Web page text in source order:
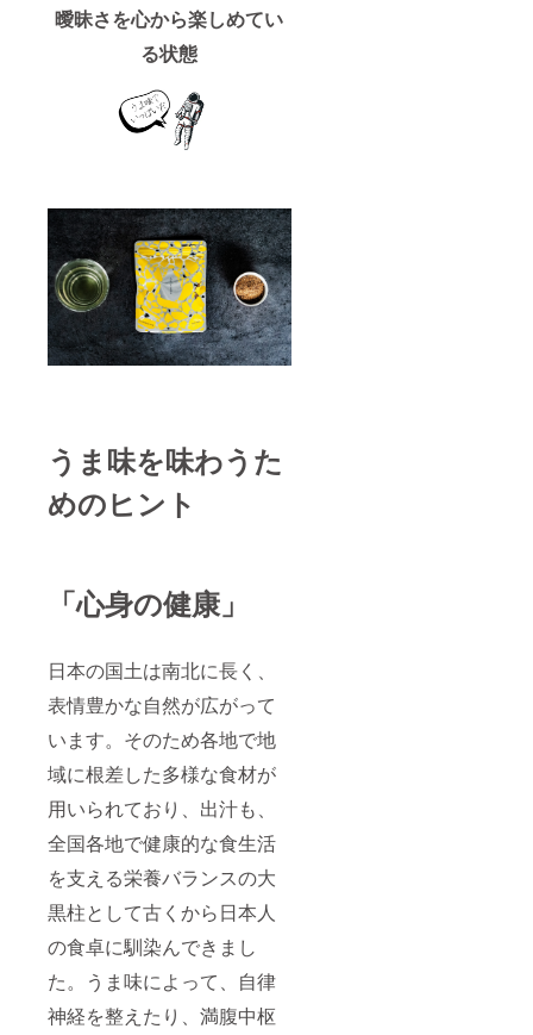
曖昧さを心から楽しめてい
る状態
うま味を味わうた
めのヒント
「心身の健康」
日本の国土は南北に長く、
表情豊かな自然が広がって
います。そのため各地で地
域に根差した多様な食材が
用いられており、出汁も、
全国各地で健康的な食生活
を支える栄養バランスの大
黒柱として古くから日本人
の食卓に馴染んできまし
た。うま味によって、自律
神経を整えたり、満腹中枢